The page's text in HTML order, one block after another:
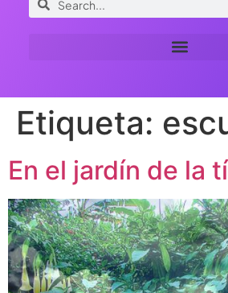
Etiqueta:
En el jardín de la